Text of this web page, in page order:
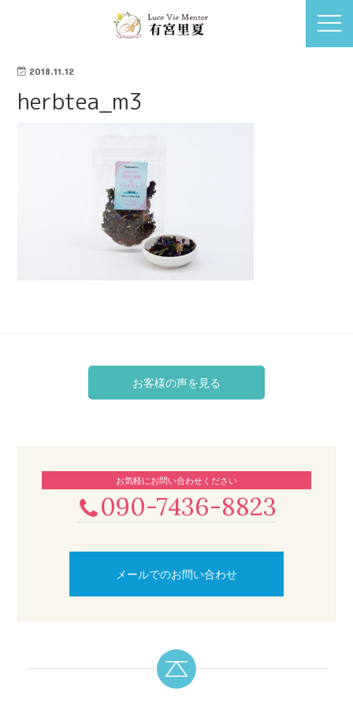
2018.11.12
herbtea_m3
お客様の声を見る
お気軽にお問い合わせください
090-7436-8823
メールでのお問い合わせ